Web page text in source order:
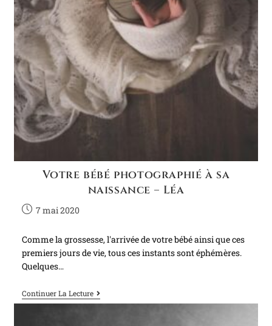
Votre bébé photographié à sa
naissance – Léa
7 mai 2020
Comme la grossesse, l'arrivée de votre bébé ainsi que ces
premiers jours de vie, tous ces instants sont éphémères.
Quelques…
Continuer La Lecture